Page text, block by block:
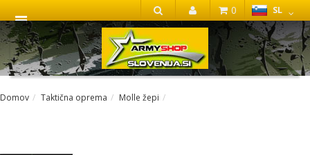
IŠČI
SL
0
Domov Taktična oprema Molle žepi